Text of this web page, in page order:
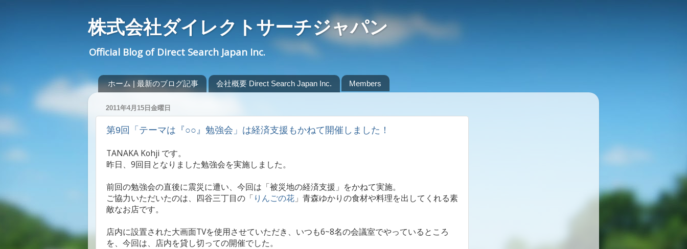
株式会社ダイレクトサーチジャパン
Official Blog of Direct Search Japan Inc.
ホーム | 最新のブログ記事 会社概要 Direct Search Japan Inc. Members
2011年4月15日金曜日
第9回「テーマは『○○』勉強会」は経済支援もかねて開催しました！
TANAKA Kohji です。
昨日、9回目となりました勉強会を実施しました。
前回の勉強会の直後に震災に遭い、今回は「被災地の経済支援」をかねて実施。
ご協力いただいたのは、四谷三丁目の「りんごの花 」青森ゆかりの食材や料理を出してくれる素
敵なお店です。
店内に設置された大画面TVを使用させていただき、いつも6~8名の会議室でやっているところ
を、今回は、店内を貸し切っての開催でした。